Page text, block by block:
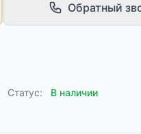
Обратный
Статус: В наличии